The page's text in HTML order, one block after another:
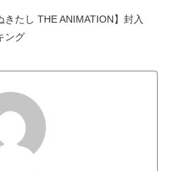
たし THE ANIMATION】封入
ング